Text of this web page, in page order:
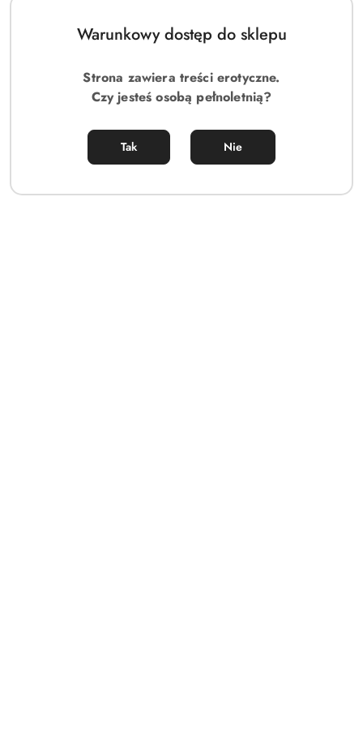
Warunkowy dostęp do sklepu
Strona zawiera treści erotyczne.
Czy jesteś osobą pełnoletnią?
Tak Nie